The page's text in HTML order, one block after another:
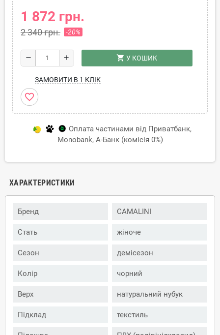
1 872 грн.
2 340 грн. -20%
remove add shopping_cart У КОШИК
ЗАМОВИТИ В 1 КЛІК
favorite_border
Оплата частинами від Приватбанк,
Monobank, А-Банк (комісія 0%)
ХАРАКТЕРИСТИКИ
Бренд CAMALINI
Стать жіноче
Сезон демісезон
Колір чорний
Верх натуральний нубук
Підклад текстиль